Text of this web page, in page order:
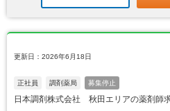
更新日：2026年6月18日
正社員 調剤薬局 募集停止
日本調剤株式会社 秋田エリアの薬剤師